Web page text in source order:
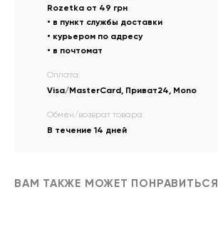
Rozetka от 49 грн
• в пункт службы доставки
• курьером по адресу
• в почтомат
Оплата:
Visa/MasterCard, Приват24, Mono
Обмен/возврат товара:
В течение 14 дней
ВАМ ТАКЖЕ МОЖЕТ ПОНРАВИТЬСЯ